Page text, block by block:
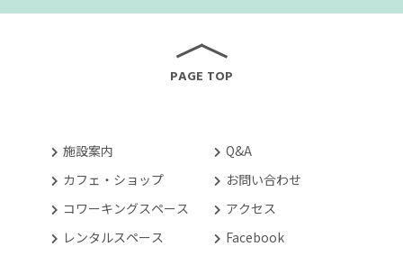
PAGE TOP
施設案内
カフェ・ショップ
コワーキングスペース
レンタルスペース
Q&A
お問い合わせ
アクセス
Facebook